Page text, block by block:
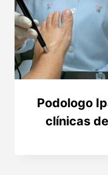
Podologo
clínicas